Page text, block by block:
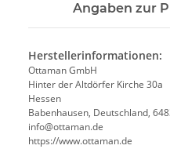
Angaben zur
Herstellerinformationen:
Ottaman GmbH
Hinter der Altdörfer Kirche 30a
Hessen
Babenhausen, Deutschland,
info@ottaman.de
https://www.ottaman.de